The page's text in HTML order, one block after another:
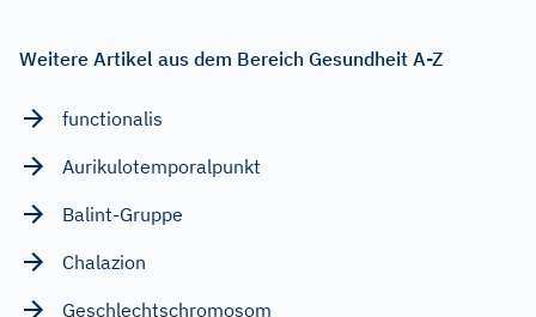
Weitere Artikel aus dem Bereich Gesundheit A-Z
functionalis
Aurikulotemporalpunkt
Balint-Gruppe
Chalazion
Geschlechtschromosom